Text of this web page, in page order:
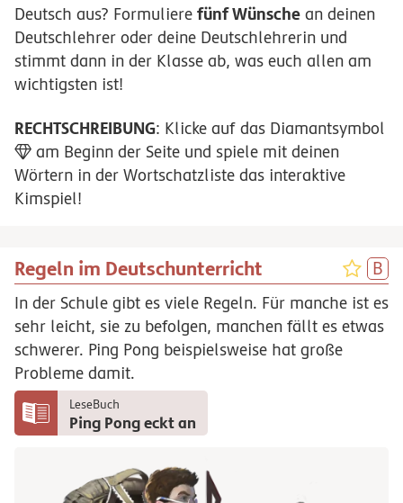
Deutsch aus? Formuliere fünf Wünsche an deinen
Deutschlehrer oder deine Deutschlehrerin und
stimmt dann in der Klasse ab, was euch allen am
wichtigsten ist!
RECHTSCHREIBUNG: Klicke auf das Diamantsymbol
am Beginn der Seite und spiele mit deinen
Wörtern in der Wortschatzliste das interaktive
Kimspiel!
Regeln im Deutschunterricht
In der Schule gibt es viele Regeln. Für manche ist es
sehr leicht, sie zu befolgen, manchen fällt es etwas
schwerer. Ping Pong beispielsweise hat große
Probleme damit.
LeseBuch
Ping Pong eckt an